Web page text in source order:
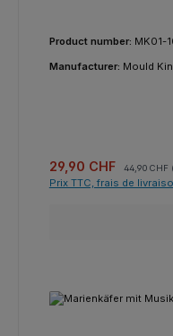
Product number: MK01-
Manufacturer: Mould
Prix de vente :
29,90 CHF 44,90 CHF
Prix TTC, frais de